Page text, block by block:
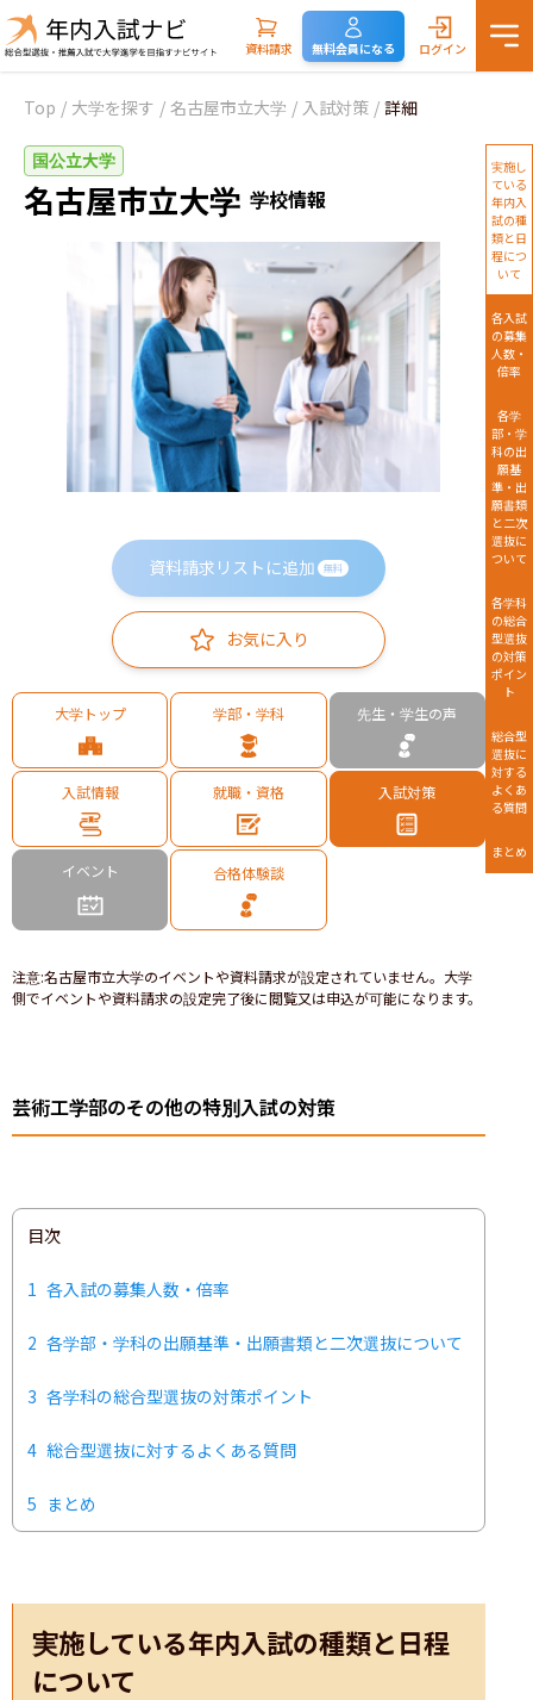
資料請求 無料会員になる ログイン
Top / 大学を探す / 名古屋市立大学 / 入試対策 / 詳細
国公立大学
名古屋市立大学 学校情報
資料請求リストに追加 無料
お気に入り
大学トップ 学部・学科 先生・学生の声
入試情報 就職・資格 入試対策
イベント 合格体験談
注意:名古屋市立大学のイベントや資料請求が設定されていません。大学
側でイベントや資料請求の設定完了後に閲覧又は申込が可能になります。
芸術工学部のその他の特別入試の対策
目次
1 各入試の募集人数・倍率
2 各学部・学科の出願基準・出願書類と二次選抜について
3 各学科の総合型選抜の対策ポイント
4 総合型選抜に対するよくある質問
5 まとめ
実施している年内入試の種類と日程
について
実施し
ている
年内入
試の種
類と日
程につ
いて
各入試
の募集
人数・
倍率
各学
部・学
科の出
願基
準・出
願書類
と二次
選抜に
ついて
各学科
の総合
型選抜
の対策
ポイン
ト
総合型
選抜に
対する
よくあ
る質問
まとめ